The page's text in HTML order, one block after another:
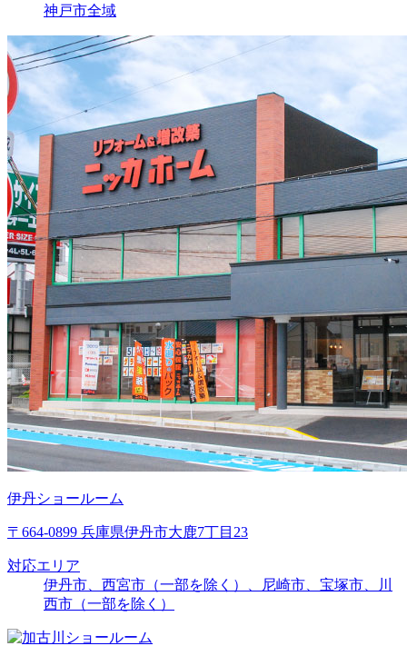
神戸市全域
伊丹ショールーム
〒664-0899 兵庫県伊丹市大鹿7丁目23
対応エリア
伊丹市、西宮市（一部を除く）、尼崎市、宝塚市、川
西市（一部を除く）